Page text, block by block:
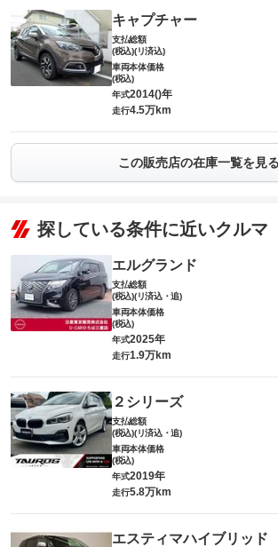
キャプチャー
支払総額
(税込)(リ済込)
車両本体価格
(税込)
年式2014()年
走行4.5万km
この販売店の在庫一覧を見る
探している条件に近いクルマ
エルグランド
支払総額
(税込)(リ済込・追)
車両本体価格
(税込)
年式2025年
走行1.9万km
２シリーズ
支払総額
(税込)(リ済込・追)
車両本体価格
(税込)
年式2019年
走行5.8万km
エスティマハイブリッド